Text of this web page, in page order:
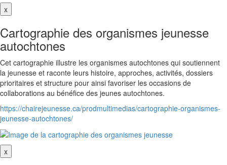
x
Cartographie des organismes jeunesse
autochtones
Cet cartographie illustre les organismes autochtones qui soutiennent
la jeunesse et raconte leurs histoire, approches, activités, dossiers
prioritaires et structure pour ainsi favoriser les occasions de
collaborations au bénéfice des jeunes autochtones.
https://chairejeunesse.ca/prodmultimedias/cartographie-organismes-
jeunesse-autochtones/
x